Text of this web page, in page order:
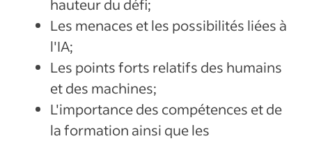
hauteur du défi;
Les menaces et les possibilités liées à
l'IA;
Les points forts relatifs des humains
et des machines;
L'importance des compétences et de
la formation ainsi que les